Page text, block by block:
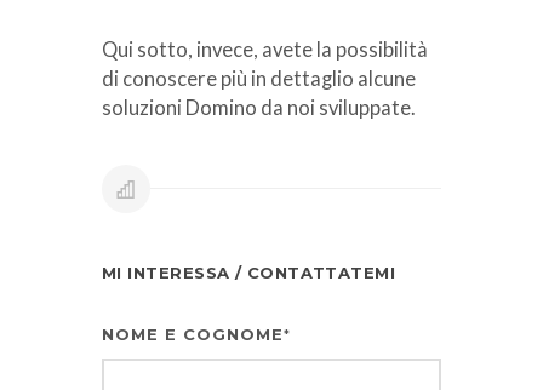
Qui sotto, invece, avete la possibilità
di conoscere più in dettaglio alcune
soluzioni Domino da noi sviluppate.
MI INTERESSA / CONTATTATEMI
NOME E COGNOME*